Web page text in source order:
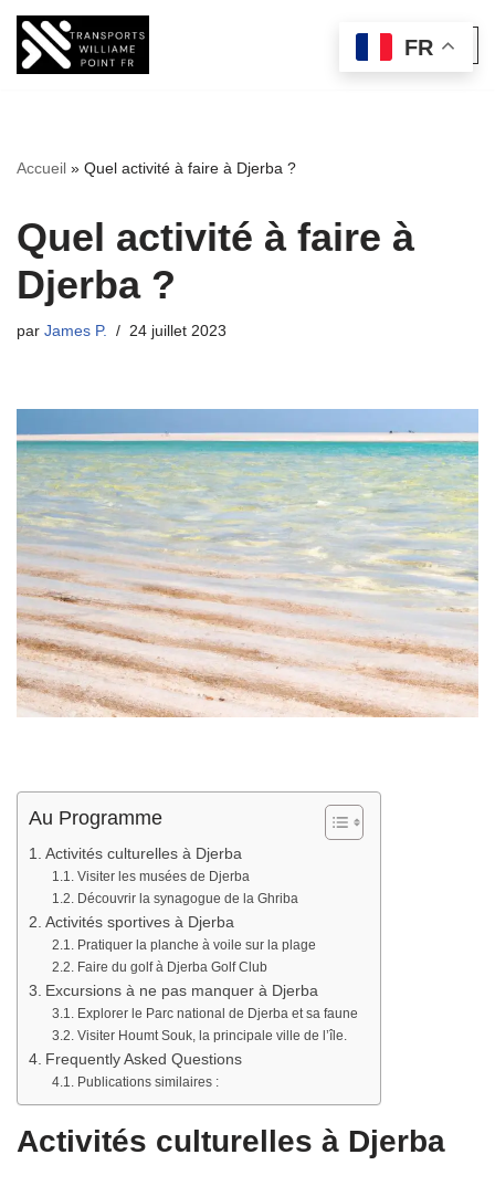
Aller
Accueil » Quel activité à faire à Djerba ?
Quel activité à faire à
Djerba ?
par James P. 24 juillet 2023
Au Programme
Activités culturelles à Djerba
Visiter les musées de Djerba
Découvrir la synagogue de la Ghriba
Activités sportives à Djerba
Pratiquer la planche à voile sur la plage
Faire du golf à Djerba Golf Club
Excursions à ne pas manquer à Djerba
Explorer le Parc national de Djerba et sa faune
Visiter Houmt Souk, la principale ville de l’île.
Frequently Asked Questions
Publications similaires :
Activités culturelles à Djerba
FR